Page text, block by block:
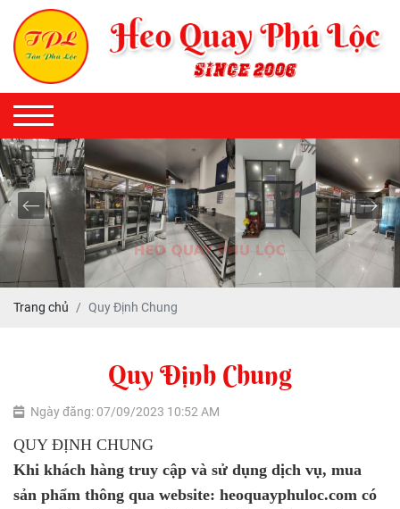
Trang chủ Quy Định Chung
Quy Định Chung
Ngày đăng: 07/09/2023 10:52 AM
QUY ĐỊNH CHUNG
Khi khách hàng truy cập và sử dụng dịch vụ, mua
sản phẩm thông qua website: heoquayphuloc.com có